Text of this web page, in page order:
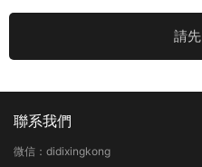
請先
聯系我們
微信：didixingkong